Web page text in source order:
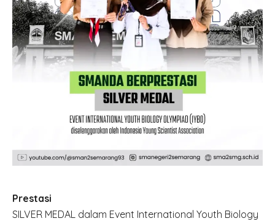
Prestasi
SILVER MEDAL dalam Event International Youth Biology